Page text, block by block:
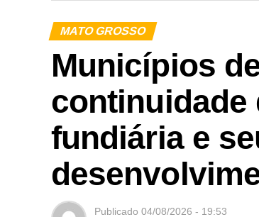
MATO GROSSO
Municípios
continuidade
fundiária e
Publicado 04/08/2026 - 19:53